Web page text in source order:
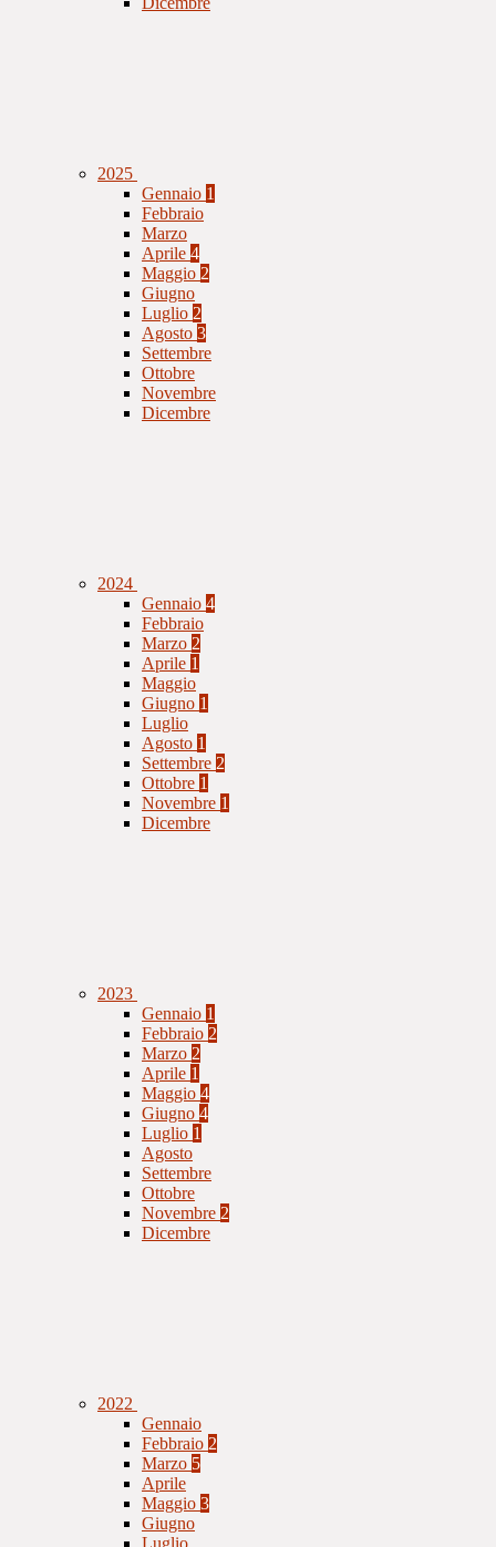
2025
Gennaio 1
Febbraio
Marzo
Aprile 4
Maggio 2
Giugno
Luglio 2
Agosto 3
Settembre
Ottobre
Novembre
Dicembre
2024
Gennaio 4
Febbraio
Marzo 2
Aprile 1
Maggio
Giugno 1
Luglio
Agosto 1
Settembre 2
Ottobre 1
Novembre 1
Dicembre
2023
Gennaio 1
Febbraio 2
Marzo 2
Aprile 1
Maggio 4
Giugno 4
Luglio 1
Agosto
Settembre
Ottobre
Novembre 2
Dicembre
2022
Gennaio
Febbraio 2
Marzo 5
Aprile
Maggio 3
Giugno